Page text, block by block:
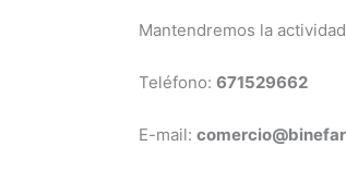
Mantendremos la
Teléfono: 671529662
E-mail: